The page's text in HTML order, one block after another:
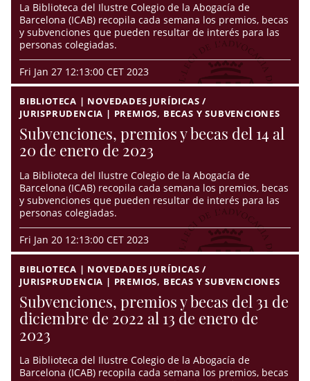
La Biblioteca del Ilustre Colegio de la Abogacía de
Barcelona (ICAB) recopila cada semana los premios, becas
y subvenciones que pueden resultar de interés para las
personas colegiadas.
Fri Jan 27 12:13:00 CET 2023
BIBLIOTECA | NOVEDADES JURÍDICAS /
JURISPRUDENCIA | PREMIOS, BECAS Y SUBVENCIONES
Subvenciones, premios y becas del 14 al
20 de enero de 2023
La Biblioteca del Ilustre Colegio de la Abogacía de
Barcelona (ICAB) recopila cada semana los premios, becas
y subvenciones que pueden resultar de interés para las
personas colegiadas.
Fri Jan 20 12:13:00 CET 2023
BIBLIOTECA | NOVEDADES JURÍDICAS /
JURISPRUDENCIA | PREMIOS, BECAS Y SUBVENCIONES
Subvenciones, premios y becas del 31 de
diciembre de 2022 al 13 de enero de
2023
La Biblioteca del Ilustre Colegio de la Abogacía de
Barcelona (ICAB) recopila cada semana los premios, becas